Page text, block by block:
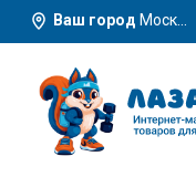
Ваш город Москва